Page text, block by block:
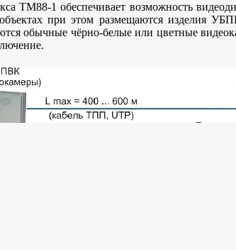
ТМ88-1 обеспечивает возможность
при этом размещаются изделия
обычные чёрно-белые или цветные